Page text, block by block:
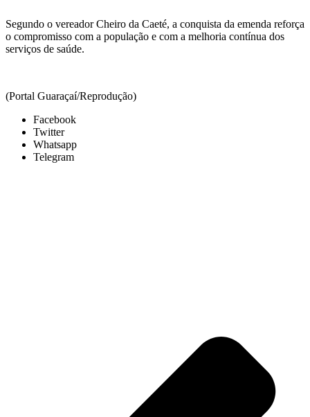
Segundo o vereador Cheiro da Caeté, a conquista da emenda reforça
o compromisso com a população e com a melhoria contínua dos
serviços de saúde.
(Portal Guaraçaí/Reprodução)
Facebook
Twitter
Whatsapp
Telegram